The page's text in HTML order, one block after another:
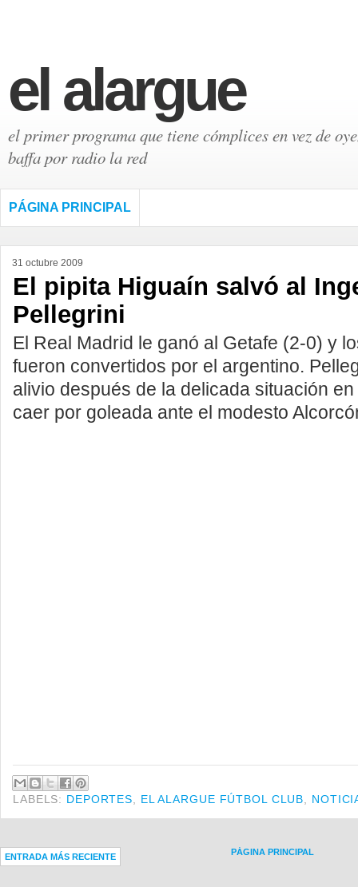
el alargue
el primer programa que tiene cómplices en vez de
baffa por radio la red
PÁGINA PRINCIPAL
31 octubre 2009
El pipita Higuaín salvó al
Pellegrini
El Real Madrid le ganó al Getafe (2-0) y
fueron convertidos por el argentino.
alivio después de la delicada situación
caer por goleada ante el modesto
LABELS: DEPORTES EL ALARGUE FÚTBOL CLUB
ENTRADA MÁS RECIENTE PÁGINA PRINCIPAL